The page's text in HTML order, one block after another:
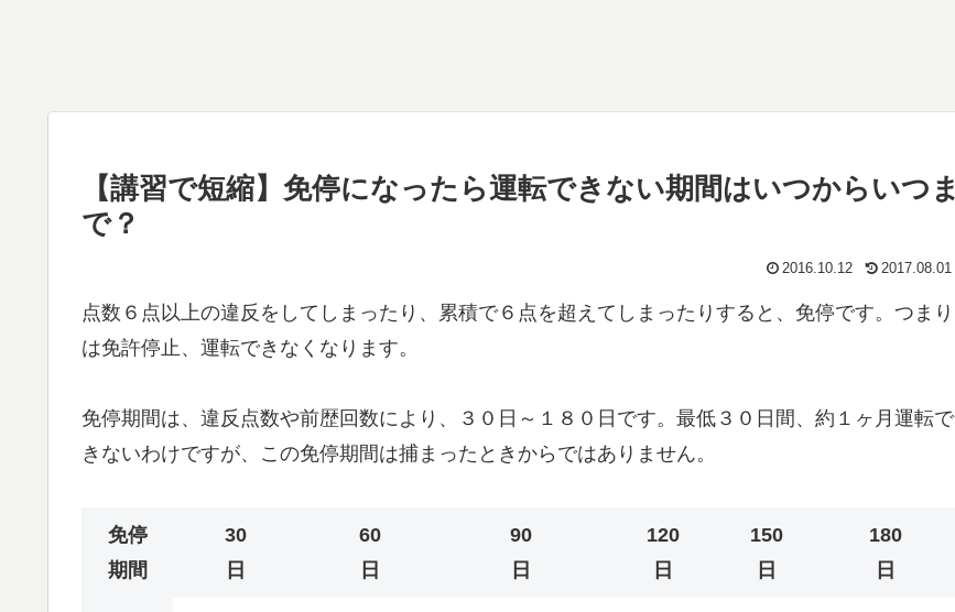
【講習で短縮】免停になったら運転できない期間はいつからいつま
で？
2016.10.12 2017.08.01
点数６点以上の違反をしてしまったり、累積で６点を超えてしまったりすると、免停です。つまり
は免許停止、運転できなくなります。
免停期間は、違反点数や前歴回数により、３０日～１８０日です。最低３０日間、約１ヶ月運転で
きないわけですが、この免停期間は捕まったときからではありません。
免停
期間
30
日
60
日
90
日
120
日
150
日
180
日